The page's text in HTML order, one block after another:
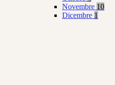
Novembre 10
Dicembre 1